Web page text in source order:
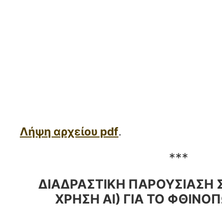
Λήψη αρχείου pdf.
***
ΔΙΑΔΡΑΣΤΙΚΗ ΠΑΡΟΥΣΙΑΣΗ
ΧΡΗΣΗ AI) ΓΙΑ ΤΟ